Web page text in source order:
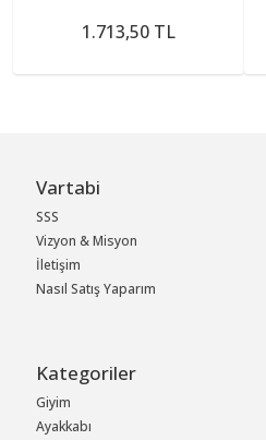
1.713,50 TL
Vartabi
SSS
Vizyon & Misyon
İletişim
Nasıl Satış Yaparım
Kategoriler
Giyim
Ayakkabı